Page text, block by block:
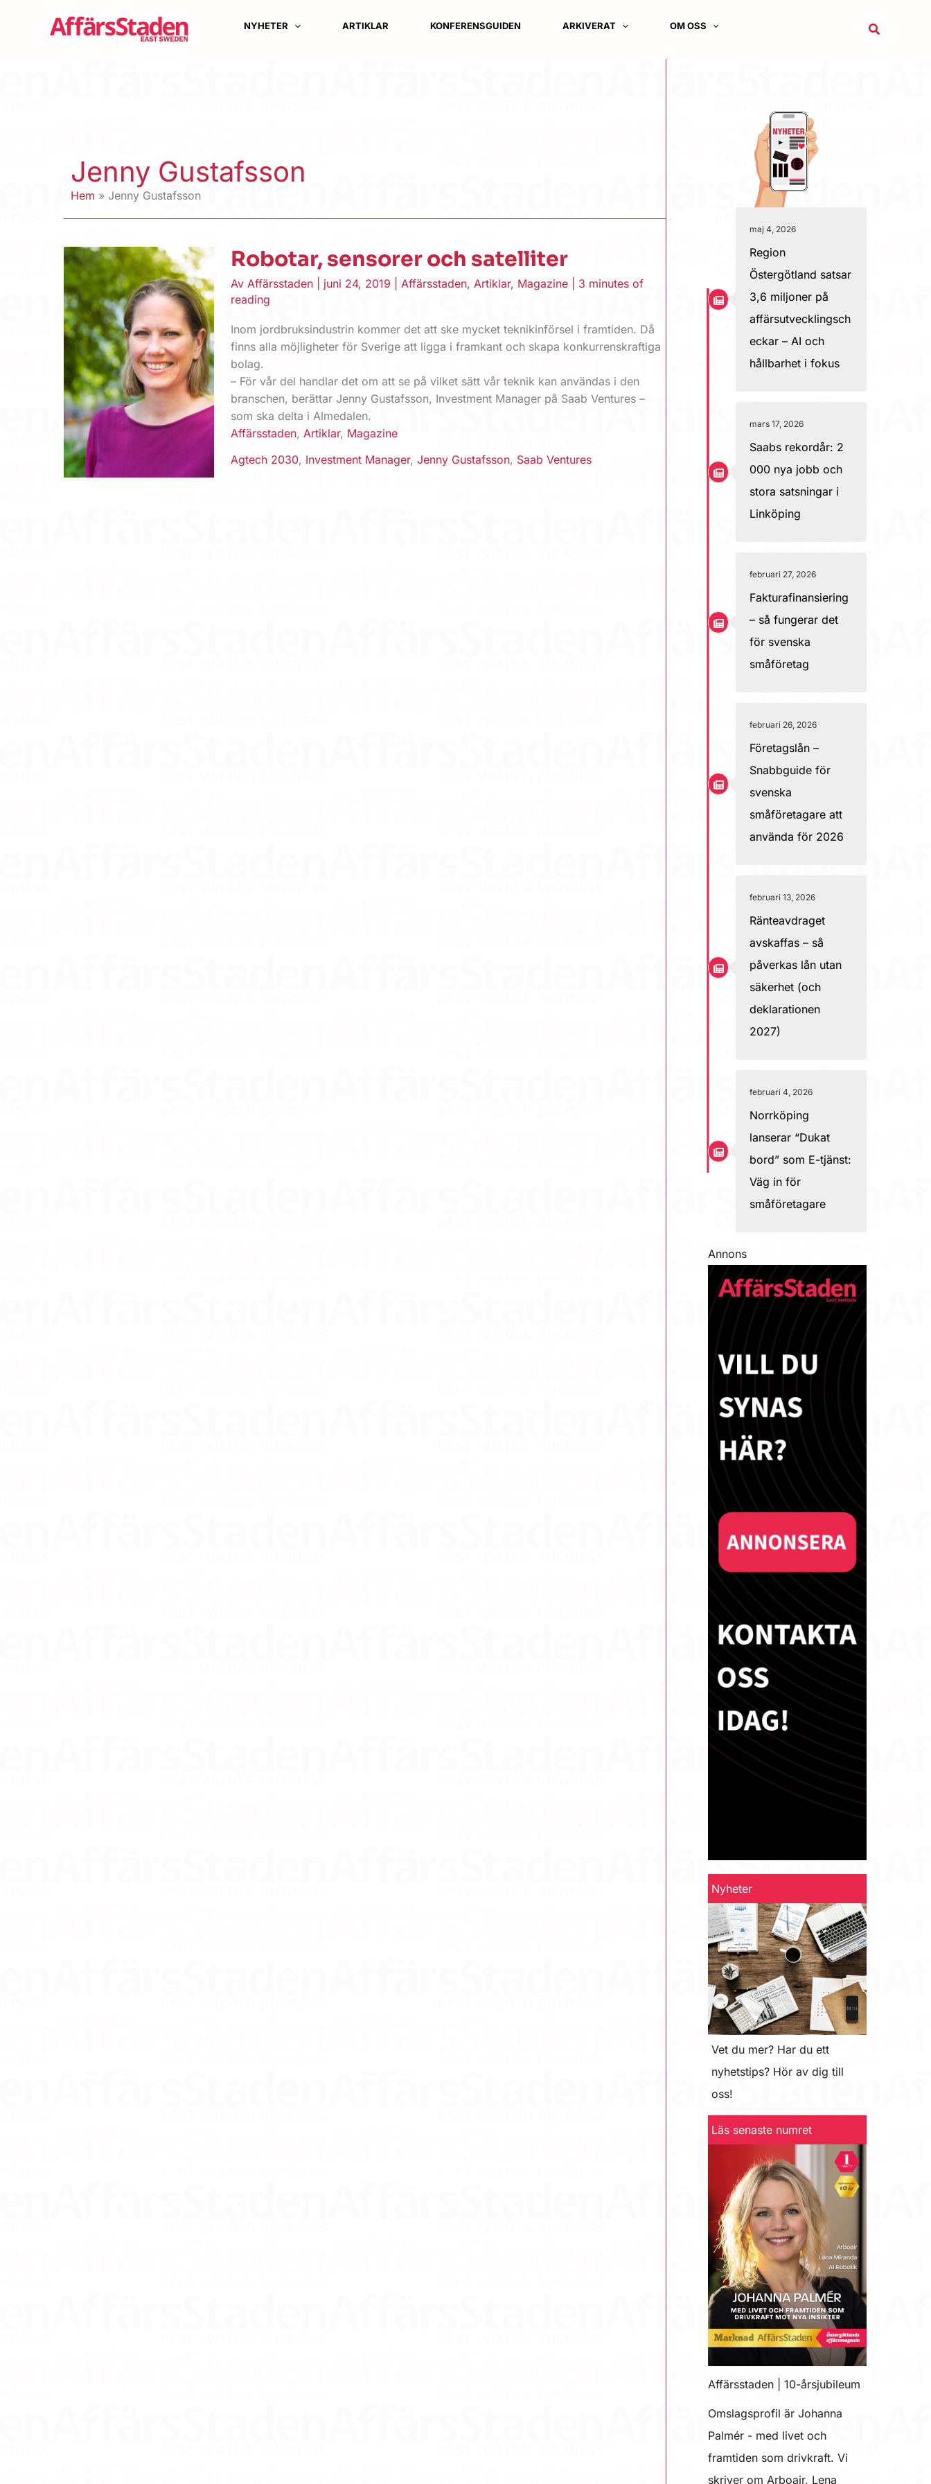
NYHETER ARTIKLAR KONFERENSGUIDEN ARKIVERAT OM OSS Sök
Jenny Gustafsson
Hem Jenny Gustafsson
Robotar, sensorer och satelliter
AvAffärsstaden juni 24, 2019 |Affärsstaden,Artiklar, Magazine
3 minutes of
reading
Inom jordbruksindustrin kommer det att ske mycket teknikinförsel i framtiden. Då
finns alla möjligheter för Sverige att ligga i framkant och skapa konkurrenskraftiga
bolag.
– För vår del handlar det om att se på vilket sätt vår teknik kan användas i den
branschen, berättar Jenny Gustafsson, Investment Manager på Saab Ventures –
som ska delta i Almedalen.
Affärsstaden,Artiklar, Magazine
Agtech 2030, Investment Manager,Jenny Gustafsson, Saab Ventures
maj 4, 2026
Region
Östergötland satsar
3,6 miljoner på
affärsutvecklingsch
eckar – AI och
hållbarhet i fokus
mars 17, 2026
Saabs rekordår: 2
000 nya jobb och
stora satsningar i
Linköping
februari 27, 2026
Fakturafinansiering
– så fungerar det
för svenska
småföretag
februari 26, 2026
Företagslån –
Snabbguide för
svenska
småföretagare att
använda för 2026
februari 13, 2026
Ränteavdraget
avskaffas – så
påverkas lån utan
säkerhet (och
deklarationen
2027)
februari 4, 2026
Norrköping
lanserar “Dukat
bord” som E-tjänst:
Väg in för
småföretagare
Annons
Nyheter
Vet du mer? Har du ett
nyhetstips? Hör av dig till
oss!
Läs senaste numret
Affärsstaden | 10-årsjubileum
Omslagsprofil är Johanna
Palmér - med livet och
framtiden som drivkraft. Vi
skriver om Arboair, Lena